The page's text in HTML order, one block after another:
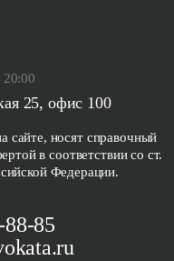
25, офис 100
носят справочный
в соответствии со ст.
Федерации.
85